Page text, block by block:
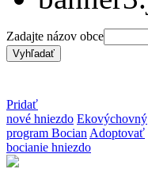
Zadajte názov obce
Pridať
nové hniezdo Ekovýchovný
program Bocian Adoptovať
bocianie hniezdo